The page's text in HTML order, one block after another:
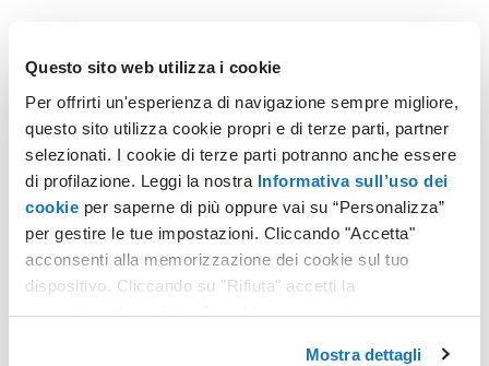
Questo sito web utilizza i cookie
Per offrirti un'esperienza di navigazione sempre migliore,
questo sito utilizza cookie propri e di terze parti, partner
selezionati. I cookie di terze parti potranno anche essere
di profilazione. Leggi la nostra Informativa sull’uso dei
cookie per saperne di più oppure vai su “Personalizza”
per gestire le tue impostazioni. Cliccando "Accetta"
acconsenti alla memorizzazione dei cookie sul tuo
dispositivo. Cliccando su "Rifiuta" accetti la
memorizzazione dei soli cookie necessari.
Mostra dettagli
Database MySQL
Database veloce e di grandi prestazioni.
Scopri di più